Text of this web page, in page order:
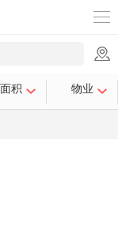
面积 物业